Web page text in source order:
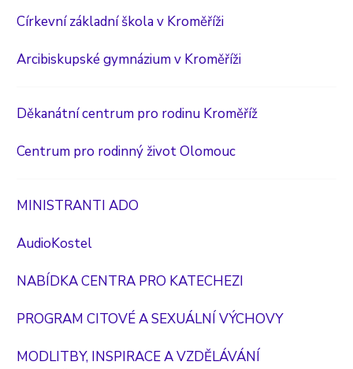
Církevní základní škola v Kroměříži
Arcibiskupské gymnázium v Kroměříži
Děkanátní centrum pro rodinu Kroměříž
Centrum pro rodinný život Olomouc
MINISTRANTI ADO
AudioKostel
NABÍDKA CENTRA PRO KATECHEZI
PROGRAM CITOVÉ A SEXUÁLNÍ VÝCHOVY
MODLITBY, INSPIRACE A VZDĚLÁVÁNÍ